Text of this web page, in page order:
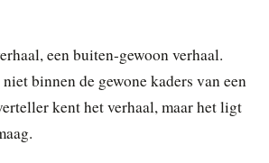
een buiten-gewoon verhaal.
binnen de gewone kaders van een
kent het verhaal, maar het ligt